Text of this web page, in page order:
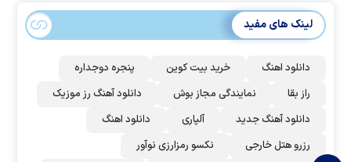
لینک های مفید
دانلود اهنگ خرید بیت کوین
پنجره دوجداره
راز بقا
نمایندگی مجاز بوش
دانلود آهنگ رز‌ موزیک
دانلود آهنگ جدید
آلپاری
دانلود اهنگ
رزرو هتل خارجی
نکسو رمزارزی نوآور